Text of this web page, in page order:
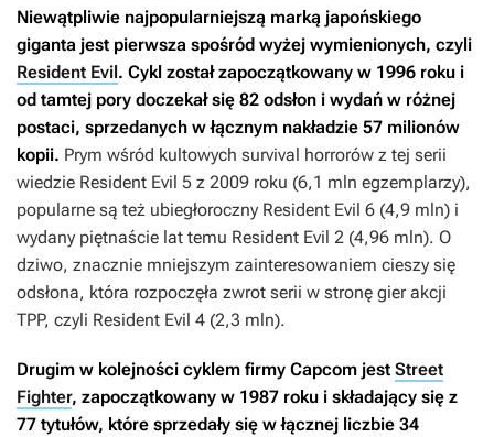
Niewątpliwie najpopularniejszą marką japońskiego
giganta jest pierwsza spośród wyżej wymienionych, czyli
Resident Evil . Cykl został zapoczątkowany w 1996 roku i
od tamtej pory doczekał się 82 odsłon i wydań w różnej
postaci, sprzedanych w łącznym nakładzie 57 milionów
kopii. Prym wśród kultowych survival horrorów z tej serii
wiedzie Resident Evil 5 z 2009 roku (6,1 mln egzemplarzy),
popularne są też ubiegłoroczny Resident Evil 6 (4,9 mln) i
wydany piętnaście lat temu Resident Evil 2 (4,96 mln). O
dziwo, znacznie mniejszym zainteresowaniem cieszy się
odsłona, która rozpoczęła zwrot serii w stronę gier akcji
TPP, czyli Resident Evil 4 (2,3 mln).
Drugim w kolejności cyklem firmy Capcom jest Street
Fighter, zapoczątkowany w 1987 roku i składający się z
77 tytułów, które sprzedały się w łącznej liczbie 34